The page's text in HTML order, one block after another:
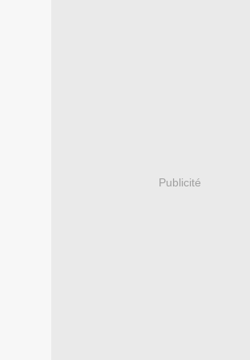
Publicité